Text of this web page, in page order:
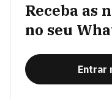
Receba as
no seu
Entrar